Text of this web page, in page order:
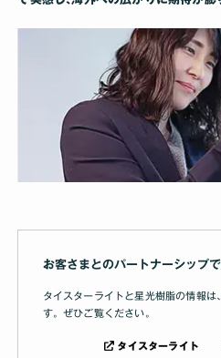
お客さまとのパートナーシップ
タイスターライトと星光樹脂の情報は
す。ぜひご覧ください｡
タイスターライト